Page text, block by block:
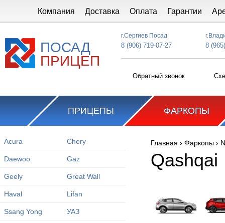
Компания Доставка Оплата Гарантии
ПОСАД
ПРИЦЕП
г.Сергиев Посад
8 (906) 719-07-27 8
Обратный звонок
ПРИЦЕПЫ ФАРКОПЫ
Acura Chery
Daewoo Gaz
Geely Great Wall
Haval Lifan
Ssang Yong УАЗ
Вы здесь
Главная › Фаркопы ›
Qashqai